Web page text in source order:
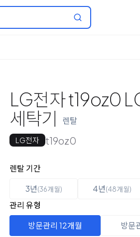
LG전자 t19oz0
세탁기
렌탈
LG전자 t19oz0
옵션 선택
렌탈 선택
렌탈 기간
3년(36개월) 4년(48개월)
관리 유형
방문관리 12개월
방문